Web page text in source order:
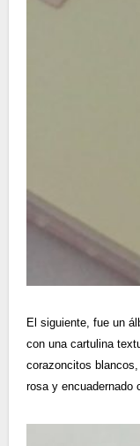
El siguiente, fue un
con una cartulina
corazoncitos
rosa y encuadernado